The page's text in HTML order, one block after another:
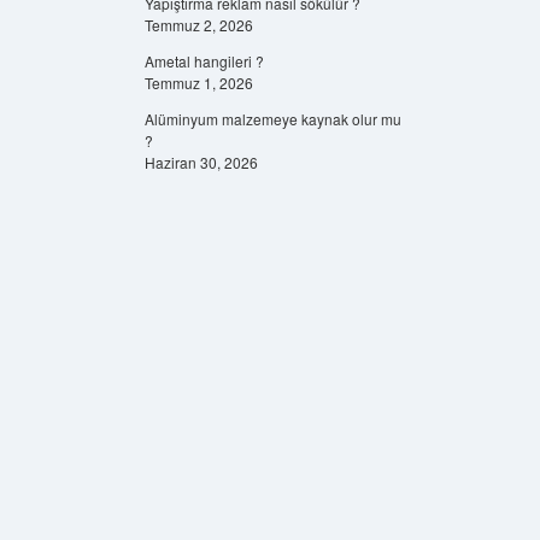
Temmuz 2, 2026
Ametal hangileri ?
Temmuz 1, 2026
Alüminyum malzemeye kaynak olur mu
?
Haziran 30, 2026